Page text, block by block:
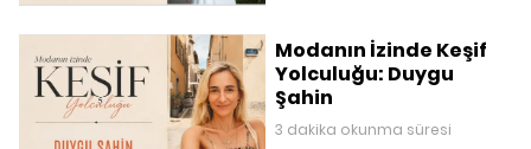
Modanın İzinde Keşif
Yolculuğu: Duygu
Şahin
3 dakika okunma süresi